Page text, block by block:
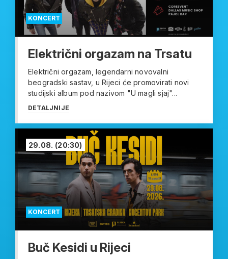
KONCERT
Električni orgazam na Trsatu
Električni orgazam, legendarni novovalni
beogradski sastav, u Rijeci će promovirati novi
studijski album pod nazivom "U magli sjaj"...
DETALJNIJE
KONCERT
29.08. (20:30)
Buč Kesidi u Rijeci